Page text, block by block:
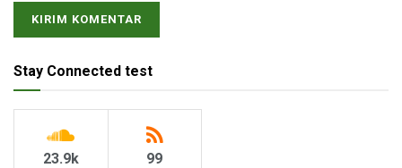
Stay Connected test
23.9k 99